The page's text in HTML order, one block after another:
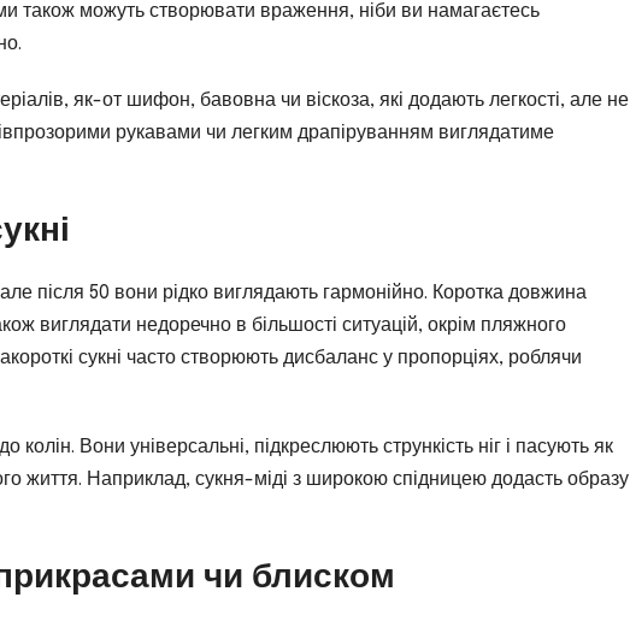
також можуть створювати враження, ніби ви намагаєтесь
як-от шифон, бавовна чи віскоза, які додають легкості, але не
рукавами чи легким драпіруванням виглядатиме
після 50 вони рідко виглядають гармонійно. Коротка довжина
виглядати недоречно в більшості ситуацій, окрім пляжного
сукні часто створюють дисбаланс у пропорціях, роблячи
колін. Вони універсальні, підкреслюють стрункість ніг і пасують як
життя. Наприклад, сукня-міді з широкою спідницею додасть образу
чи блиском